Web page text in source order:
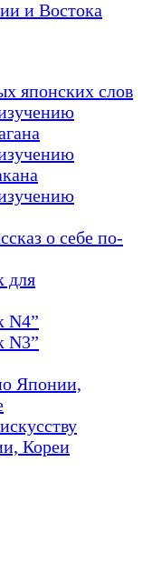
и Востока
японских слов
о себе по-
для
N4”
N3”
Японии,
Кореи